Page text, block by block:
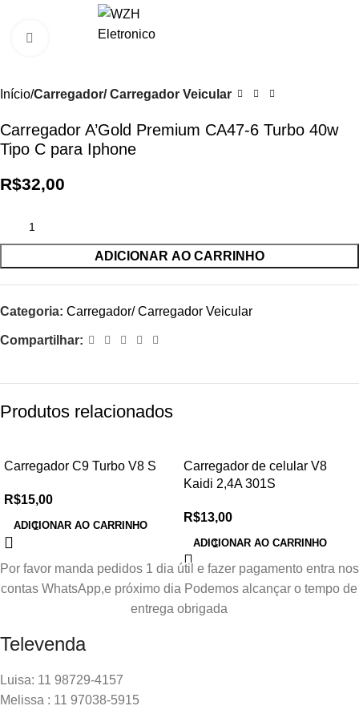
Clique para ampliar
Início Carregador/ Carregador Veicular
Carregador A’Gold Premium CA47-6 Turbo 40w
Tipo C para Iphone
R$32,00
ADICIONAR AO CARRINHO
Categoria: Carregador/ Carregador Veicular
Compartilhar:
Produtos relacionados
Carregador C9 Turbo V8 S
R$15,00
ADICIONAR AO CARRINHO
Carregador de celular V8
Kaidi 2,4A 301S
R$13,00
ADICIONAR AO CARRINHO
Por favor manda pedidos 1 dia útil e fazer pagamento entra nos
contas WhatsApp,e próximo dia Podemos alcançar o tempo de
entrega obrigada
Televenda
Luisa: 11 98729-4157
Melissa : 11 97038-5915